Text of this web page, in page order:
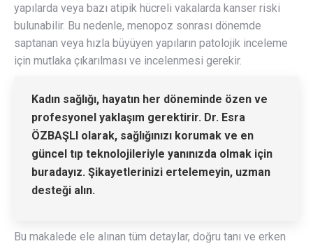
yapılarda veya bazı atipik hücreli vakalarda kanser riski
bulunabilir. Bu nedenle, menopoz sonrası dönemde
saptanan veya hızla büyüyen yapıların patolojik inceleme
için mutlaka çıkarılması ve incelenmesi gerekir.
Kadın sağlığı, hayatın her döneminde özen ve
profesyonel yaklaşım gerektirir. Dr. Esra
ÖZBAŞLI olarak, sağlığınızı korumak ve en
güncel tıp teknolojileriyle yanınızda olmak için
buradayız. Şikayetlerinizi ertelemeyin, uzman
desteği alın.
Bu makalede ele alınan tüm detaylar, doğru tanı ve erken